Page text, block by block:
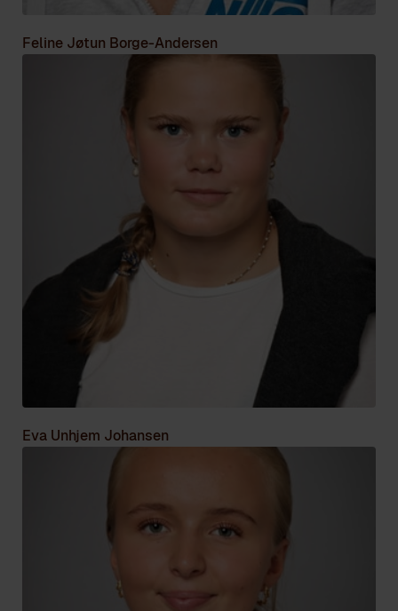
Feline Jøtun Borge-Andersen
Eva Unhjem Johansen